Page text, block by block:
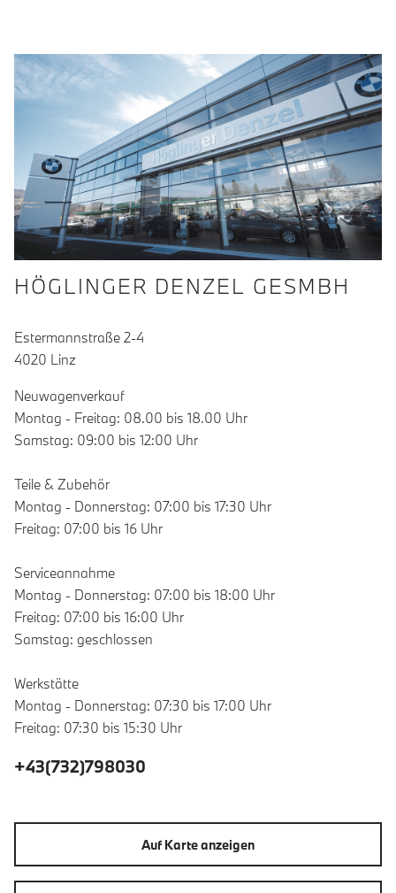
HÖGLINGER DENZEL GESMBH
Estermannstraße 2-4
4020 Linz
Neuwagenverkauf
Montag - Freitag: 08.00 bis 18.00 Uhr
Samstag: 09:00 bis 12:00 Uhr
Teile & Zubehör
Montag - Donnerstag: 07:00 bis 17:30 Uhr
Freitag: 07:00 bis 16 Uhr
Serviceannahme
Montag - Donnerstag: 07:00 bis 18:00 Uhr
Freitag: 07:00 bis 16:00 Uhr
Samstag: geschlossen
Werkstätte
Montag - Donnerstag: 07:30 bis 17:00 Uhr
Freitag: 07:30 bis 15:30 Uhr
+43(732)798030
Auf Karte anzeigen